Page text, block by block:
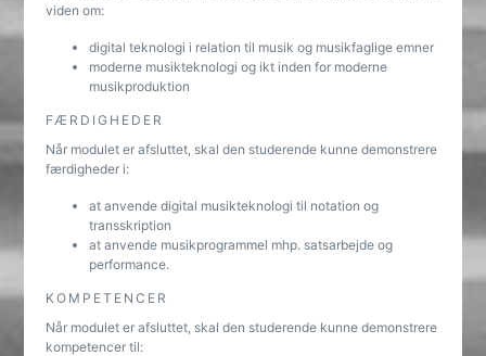
viden om:
digital teknologi i relation til musik og musikfaglige emner
moderne musikteknologi og ikt inden for moderne
musikproduktion
FÆRDIGHEDER
Når modulet er afsluttet, skal den studerende kunne demonstrere
færdigheder i:
at anvende digital musikteknologi til notation og
transskription
at anvende musikprogrammel mhp. satsarbejde og
performance.
KOMPETENCER
Når modulet er afsluttet, skal den studerende kunne demonstrere
kompetencer til: